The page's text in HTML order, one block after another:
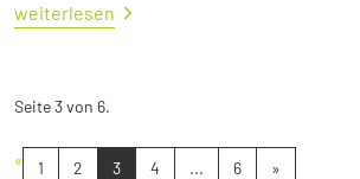
weiterlesen
Seite 3 von 6.
« 1 2 3 4 ... 6 »